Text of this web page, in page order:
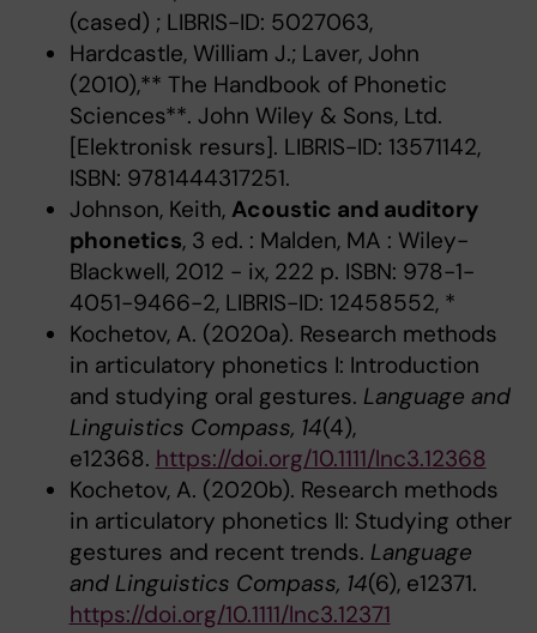
(cased) ; LIBRIS-ID: 5027063,
Hardcastle, William J.; Laver, John
(2010),** The Handbook of Phonetic
Sciences**. John Wiley & Sons, Ltd.
[Elektronisk resurs]. LIBRIS-ID: 13571142,
ISBN: 9781444317251.
Johnson, Keith, Acoustic and auditory
phonetics, 3 ed. : Malden, MA : Wiley-
Blackwell, 2012 - ix, 222 p. ISBN: 978-1-
4051-9466-2, LIBRIS-ID: 12458552, *
Kochetov, A. (2020a). Research methods
in articulatory phonetics I: Introduction
and studying oral gestures. Language and
Linguistics Compass, 14(4),
e12368. https://doi.org/10.1111/lnc3.12368
Kochetov, A. (2020b). Research methods
in articulatory phonetics II: Studying other
gestures and recent trends. Language
and Linguistics Compass, 14(6), e12371.
https://doi.org/10.1111/lnc3.12371